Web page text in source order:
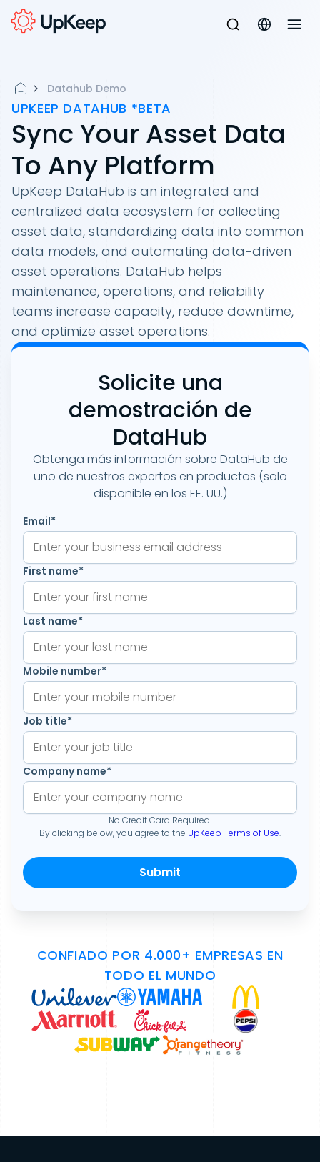
Datahub Demo
UPKEEP DATAHUB *BETA
Sync Your Asset Data
To Any Platform
UpKeep DataHub is an integrated and
centralized data ecosystem for collecting
asset data, standardizing data into common
data models, and automating data-driven
asset operations. DataHub helps
maintenance, operations, and reliability
teams increase capacity, reduce downtime,
and optimize asset operations.
Solicite una
demostración de
DataHub
Obtenga más información sobre DataHub de
uno de nuestros expertos en productos (solo
disponible en los EE. UU.)
Email*
First name*
Last name*
Mobile number*
Job title*
Company name*
No Credit Card Required.
By clicking below, you agree to the UpKeep Terms of Use.
CONFIADO POR 4.000+ EMPRESAS EN
TODO EL MUNDO